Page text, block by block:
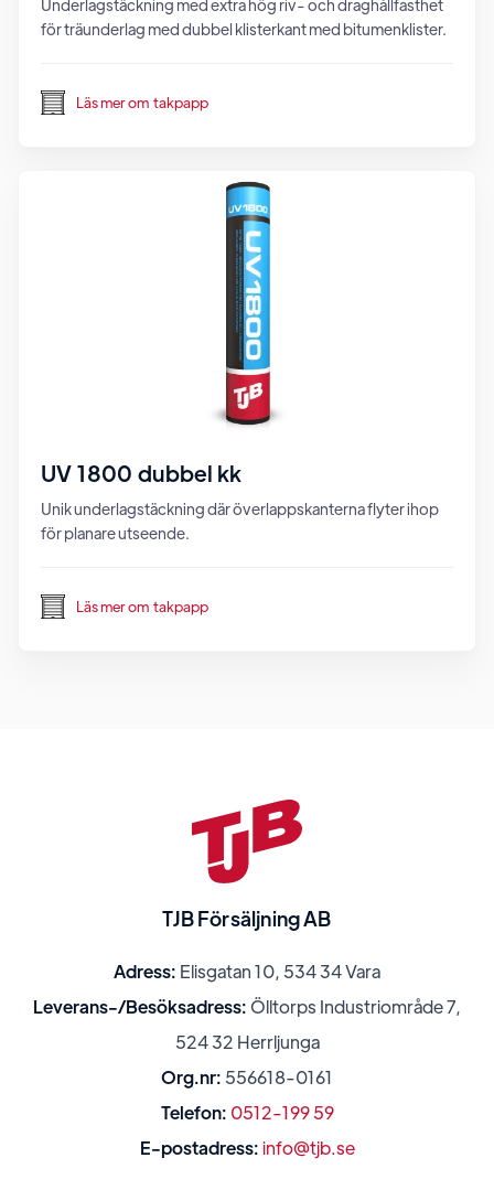
Underlagstäckning med extra hög riv- och draghållfasthet
för träunderlag med dubbel klisterkant med bitumenklister.
Läs mer om takpapp
UV 1800 dubbel kk
Unik underlagstäckning där överlappskanterna flyter ihop
för planare utseende.
Läs mer om takpapp
TJB Försäljning AB
Adress: Elisgatan 10, 534 34 Vara
Leverans-/Besöksadress: Ölltorps Industriområde 7,
524 32 Herrljunga
Org.nr: 556618-0161
Telefon: 0512-199 59
E-postadress: info@tjb.se